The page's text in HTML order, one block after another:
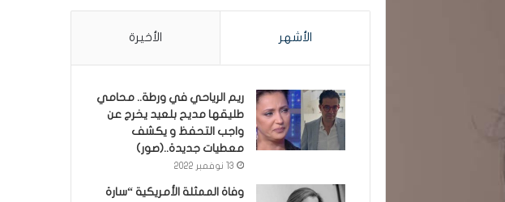
الأشهر الأخيرة
ريم الرياحي في ورطة.. محامي
طليقها مديح بلعيد يخرج عن
واجب التحفظ و يكشف
معطيات جديدة..(صور)
13 نوفمبر 2022
وفاة الممثلة الأمريكية “سارة